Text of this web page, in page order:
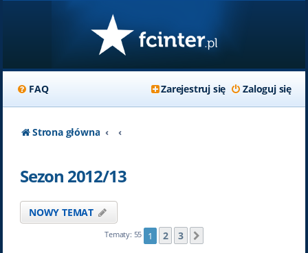
FAQ Zaloguj się
Zarejestruj się
Strona główna
Sezon 2012/13
NOWY TEMAT
Tematy: 55 1 2 3